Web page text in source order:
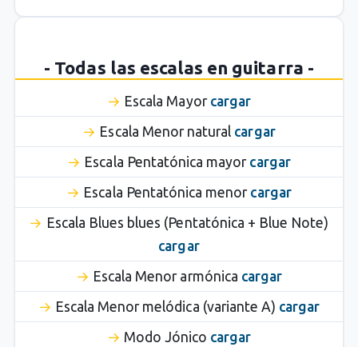
- Todas las escalas en guitarra -
Escala Mayor cargar
Escala Menor natural cargar
Escala Pentatónica mayor cargar
Escala Pentatónica menor cargar
Escala Blues blues (Pentatónica + Blue Note)
cargar
Escala Menor armónica cargar
Escala Menor melódica (variante A) cargar
Modo Jónico cargar